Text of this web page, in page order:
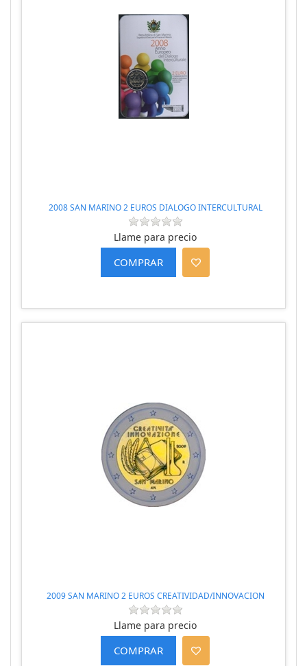
2008 SAN MARINO 2 EUROS DIALOGO INTERCULTURAL
Llame para precio
2009 SAN MARINO 2 EUROS CREATIVIDAD/INNOVACION
Llame para precio